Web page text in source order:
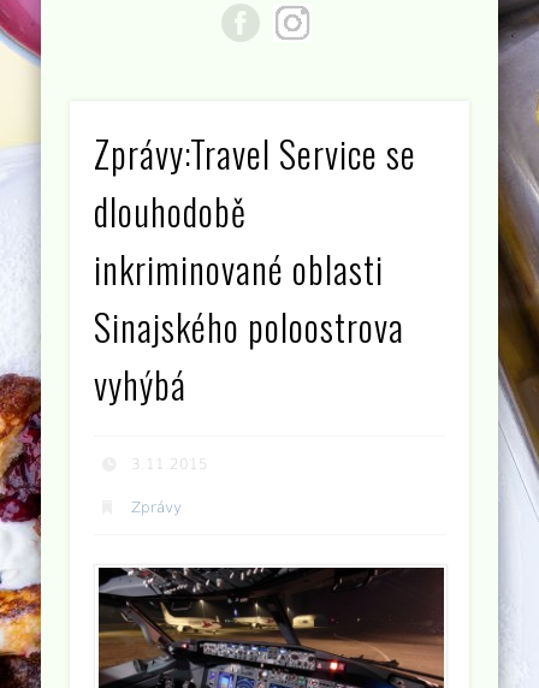
Zprávy:Travel Service se
dlouhodobě
inkriminované oblasti
Sinajského poloostrova
vyhýbá
3.11.2015
Zprávy